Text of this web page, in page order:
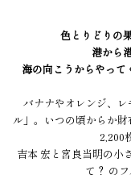
色とりどりの
港から
海の向こうからやっ
バナナやオレンジ、
ル」。いつの頃からか
2,200
吉本 宏と宮良当明の小
て？ の